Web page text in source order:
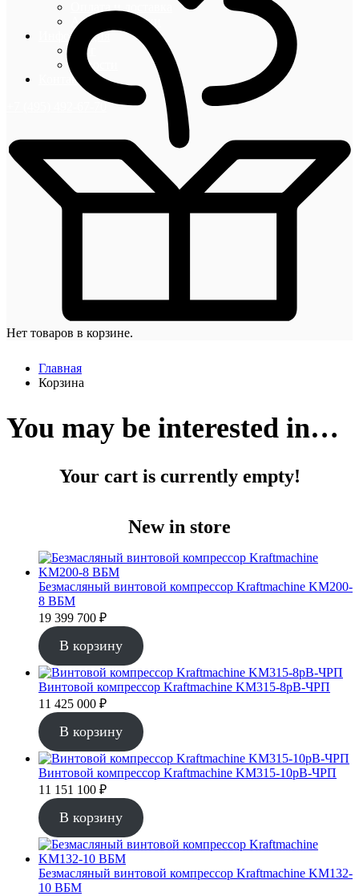
Акции и скидки
Информация
Блог
Новости
Контакты
Нет товаров в корзине.
Главная
Корзина
You may be interested in…
Your cart is currently empty!
New in store
Безмасляный винтовой компрессор Kraftmaсhine KM200-
8 ВБМ
19 399 700 ₽
В корзину
Винтовой компрессор Kraftmaсhine KM315-8рВ-ЧРП
11 425 000 ₽
В корзину
Винтовой компрессор Kraftmaсhine KM315-10рВ-ЧРП
11 151 100 ₽
В корзину
Безмасляный винтовой компрессор Kraftmaсhine KM132-
10 ВБМ